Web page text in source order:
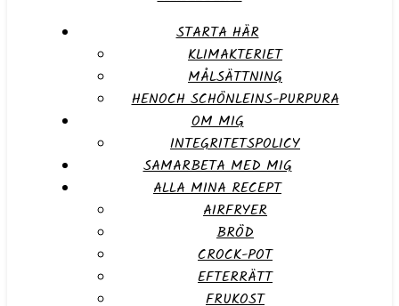
STARTA HÄR
KLIMAKTERIET
MÅLSÄTTNING
HENOCH SCHÖNLEINS-PURPURA
OM MIG
INTEGRITETSPOLICY
SAMARBETA MED MIG
ALLA MINA RECEPT
AIRFRYER
BRÖD
CROCK-POT
EFTERRÄTT
FRUKOST